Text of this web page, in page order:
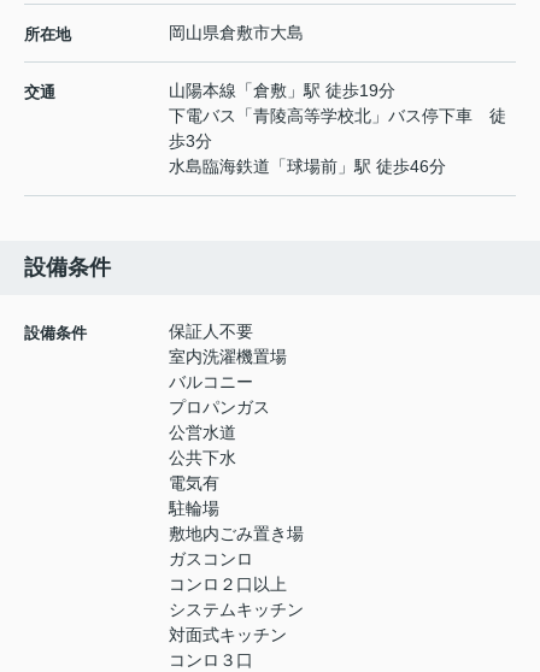
所在地 岡山県倉敷市大島
交通 山陽本線 「倉敷 」駅 徒歩19分
下電バス「青陵高等学校北」バス停下車 徒
歩3分
水島臨海鉄道 「球場前 」駅 徒歩46分
設備条件
設備条件
保証人不要
室内洗濯機置場
バルコニー
プロパンガス
公営水道
公共下水
電気有
駐輪場
敷地内ごみ置き場
ガスコンロ
コンロ２口以上
システムキッチン
対面式キッチン
コンロ３口